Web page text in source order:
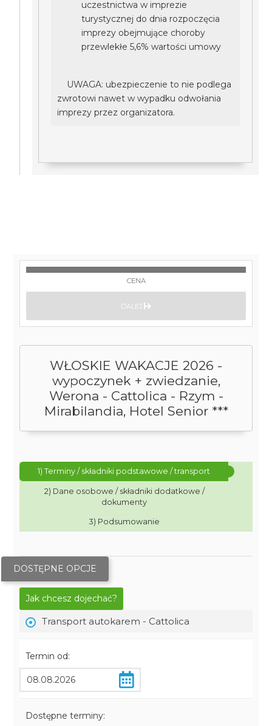
uczestnictwa w imprezie
turystycznej do dnia rozpoczęcia
imprezy obejmujące choroby
przewlekłe 5,6% wartości umowy
UWAGA: ubezpieczenie to nie podlega
zwrotowi nawet w wypadku odwołania
imprezy przez organizatora.
WŁOSKIE WAKACJE 2026 -
wypoczynek + zwiedzanie,
Werona - Cattolica - Rzym -
Mirabilandia, Hotel Senior ***
1) Terminy / składniki podstawowe / transport
2) Dane osobowe / składniki dodatkowe /
dokumenty
3) Podsumowanie
DOSTĘPNE OPCJE
Jak chcesz dojechać?
Transport autokarem - Cattolica
Termin od:
Dostępne terminy:
CENA
DALEJ